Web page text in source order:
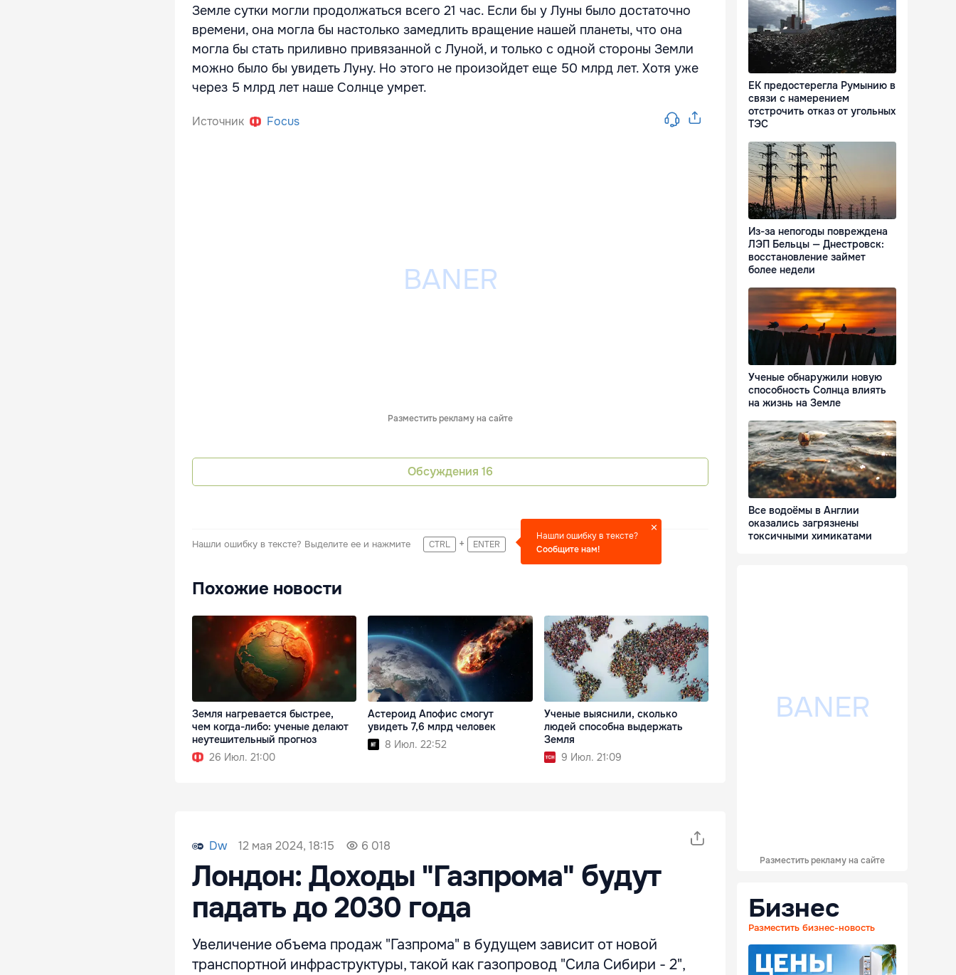
Земле сутки могли продолжаться всего 21 час. Если бы у Луны было достаточно
времени, она могла бы настолько замедлить вращение нашей планеты, что она
могла бы стать приливно привязанной с Луной, и только с одной стороны Земли
можно было бы увидеть Луну. Но этого не произойдет еще 50 млрд лет. Хотя уже
через 5 млрд лет наше Солнце умрет.
Источник Focus
Разместить рекламу на сайте
Обсуждения 16
Нашли ошибку в тексте? Выделите ее и нажмите CTRL + ENTER
Нашли ошибку в тексте?
Сообщите нам!
Похожие новости
Земля нагревается быстрее,
чем когда-либо: ученые делают
неутешительный прогноз
26 Июл. 21:00
Астероид Апофис смогут
увидеть 7,6 млрд человек
8 Июл. 22:52
Ученые выяснили, сколько
людей способна выдержать
Земля
9 Июл. 21:09
Dw 12 мая 2024, 18:15 6 018
Лондон: Доходы "Газпрома" будут
падать до 2030 года
Увеличение объема продаж "Газпрома" в будущем зависит от новой
транспортной инфраструктуры, такой как газопровод "Сила Сибири - 2",
ЕК предостерегла Румынию в
связи с намерением
отстрочить отказ от угольных
ТЭС
Из-за непогоды повреждена
ЛЭП Бельцы — Днестровск:
восстановление займет
более недели
Ученые обнаружили новую
способность Солнца влиять
на жизнь на Земле
Все водоёмы в Англии
оказались загрязнены
токсичными химикатами
Разместить рекламу на сайте
Бизнес
Разместить бизнес-новость